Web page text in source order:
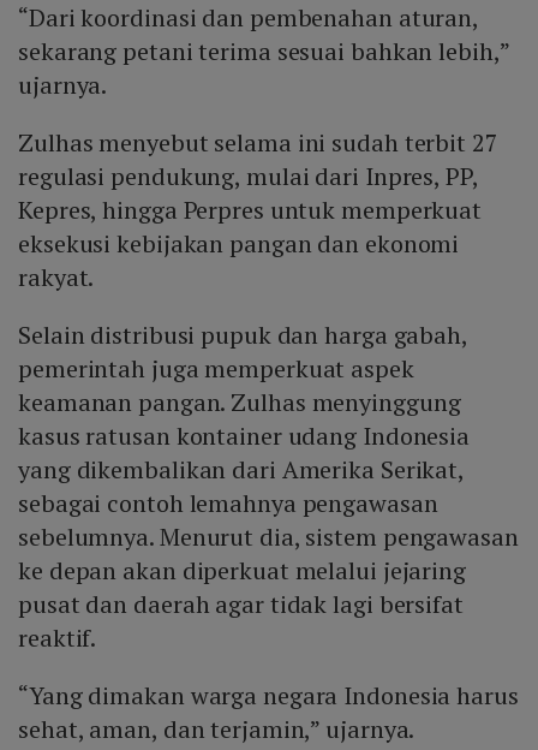
“Dari koordinasi dan pembenahan aturan,
sekarang petani terima sesuai bahkan lebih,”
ujarnya.
Zulhas menyebut selama ini sudah terbit 27
regulasi pendukung, mulai dari Inpres, PP,
Kepres, hingga Perpres untuk memperkuat
eksekusi kebijakan pangan dan ekonomi
rakyat.
Selain distribusi pupuk dan harga gabah,
pemerintah juga memperkuat aspek
keamanan pangan. Zulhas menyinggung
kasus ratusan kontainer udang Indonesia
yang dikembalikan dari Amerika Serikat,
sebagai contoh lemahnya pengawasan
sebelumnya. Menurut dia, sistem pengawasan
ke depan akan diperkuat melalui jejaring
pusat dan daerah agar tidak lagi bersifat
reaktif.
“Yang dimakan warga negara Indonesia harus
sehat, aman, dan terjamin,” ujarnya.